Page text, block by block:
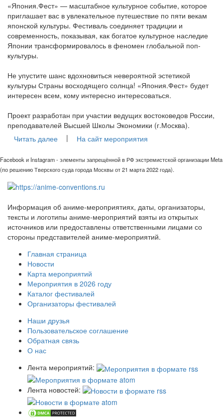
«Япония.Фест» — масштабное культурное событие, которое
приглашает вас в увлекательное путешествие по пяти векам
японской культуры. Фестиваль соединяет традиции и
современность, показывая, как богатое культурное наследие
Японии трансформировалось в феномен глобальной поп-
культуры.
Не упустите шанс вдохновиться невероятной эстетикой
культуры Страны восходящего солнца! «Япония.Фест» будет
интересен всем, кому интересно интересоваться.
Проект разработан при участии ведущих востоковедов России,
преподавателей Высшей Школы Экономики (г.Москва).
Читать далее
| На сайт мероприятия
Facebook и Instagram - элементы запрещённой в РФ экстремистской организации Meta
(по решению Тверского суда города Москвы от 21 марта 2022 года).
Информация об аниме-мероприятиях, даты, организаторы,
тексты и логотипы аниме-мероприятий взяты из открытых
источников или предоставлены ответственными лицами со
стороны представителей аниме-мероприятий.
Главная страница
Новости
Карта мероприятий
Мероприятия в 2026 году
Каталог фестивалей
Организаторы фестивалей
Наши друзья
Пользовательское соглашение
Обратная связь
О нас
Лента мероприятий:
Лента новостей: